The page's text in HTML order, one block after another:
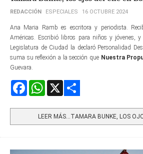
REDACCIÓN ESPECIALES 16 OCTUBRE 2024
Ana Maria Ramb es escritora y periodista.
Américas. Escribió libros para niños y jóvenes, y
Legislatura de Ciudad la declaró Personalidad
suma su reflexión a la sección que Nuestra
Guevara.
FacebookWhatsApp
LEER MÁS…TAMARA BUNKE, LOS